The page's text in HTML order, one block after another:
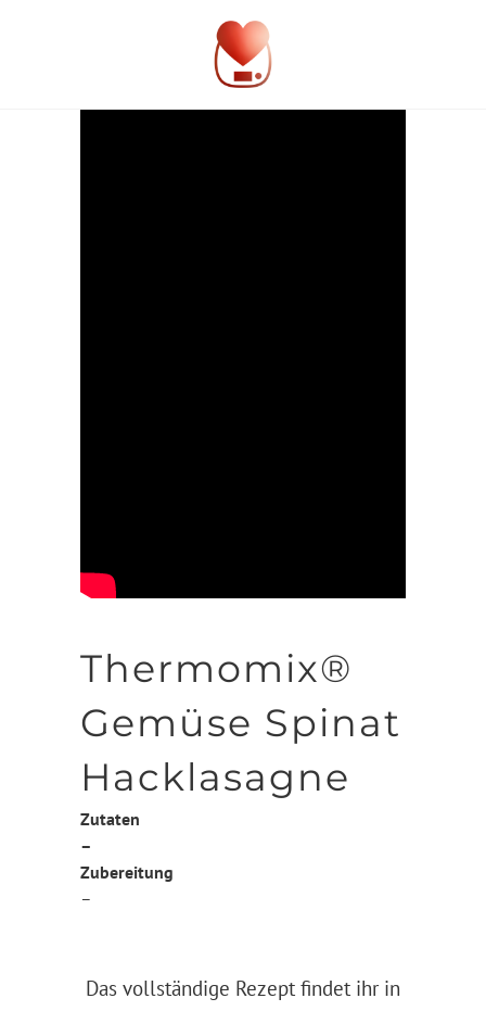
Thermomix®
Gemüse Spinat
Hacklasagne
Zutaten
–
Zubereitung
–
Das vollständige Rezept findet ihr in